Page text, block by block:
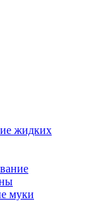
жидких
муки